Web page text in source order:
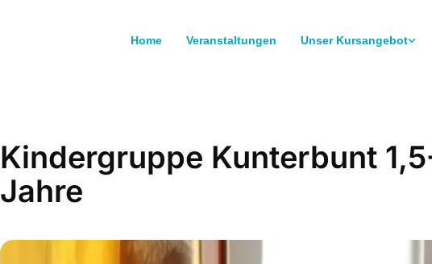
Home Veranstaltungen Unser Kursangebot
Kindergruppe Kunterbunt
Jahre